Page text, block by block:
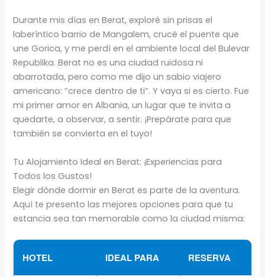
Durante mis días en Berat, exploré sin prisas el
laberíntico barrio de Mangalem, crucé el puente que
une Gorica, y me perdí en el ambiente local del Bulevar
Republika. Berat no es una ciudad ruidosa ni
abarrotada, pero como me dijo un sabio viajero
americano: “crece dentro de ti”. Y vaya si es cierto. Fue
mi primer amor en Albania, un lugar que te invita a
quedarte, a observar, a sentir. ¡Prepárate para que
también se convierta en el tuyo!
Tu Alojamiento Ideal en Berat: ¡Experiencias para
Todos los Gustos!
Elegir dónde dormir en Berat es parte de la aventura.
Aquí te presento las mejores opciones para que tu
estancia sea tan memorable como la ciudad misma:
HOTEL IDEAL PARA RESERVA